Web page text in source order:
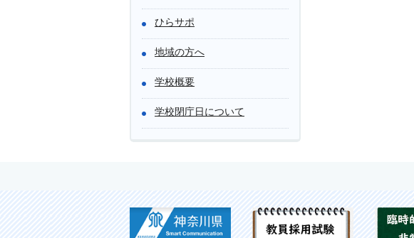
ひらサポ
地域の方へ
学校概要
学校閉庁日について